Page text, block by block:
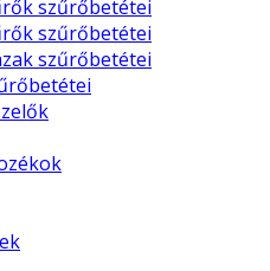
szűrőbetétei
szűrőbetétei
szűrőbetétei